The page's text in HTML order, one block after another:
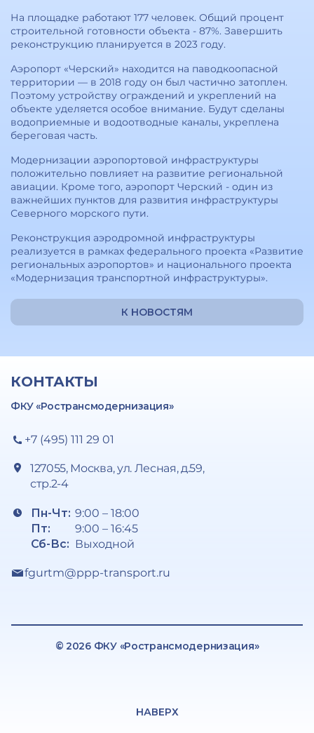
На площадке работают 177 человек. Общий процент
строительной готовности объекта - 87%. Завершить
реконструкцию планируется в 2023 году.
Аэропорт «Черский» находится на паводкоопасной
территории — в 2018 году он был частично затоплен.
Поэтому устройству ограждений и укреплений на
объекте уделяется особое внимание. Будут сделаны
водоприемные и водоотводные каналы, укреплена
береговая часть.
Модернизации аэропортовой инфраструктуры
положительно повлияет на развитие региональной
авиации. Кроме того, аэропорт Черский - один из
важнейших пунктов для развития инфраструктуры
Северного морского пути.
Реконструкция аэродромной инфраструктуры
реализуется в рамках федерального проекта «Развитие
региональных аэропортов» и национального проекта
«Модернизация транспортной инфраструктуры».
К НОВОСТЯМ
КОНТАКТЫ
ФКУ «Ространсмодернизация»
+7 (495) 111 29 01
127055, Москва, ул. Лесная, д.59,
стр.2-4
Пн-Чт:
Пт:
Сб-Вс:
9:00 – 18:00
9:00 – 16:45
Выходной
fgurtm@ppp-transport.ru
© 2026 ФКУ «Ространсмодернизация»
НАВЕРХ